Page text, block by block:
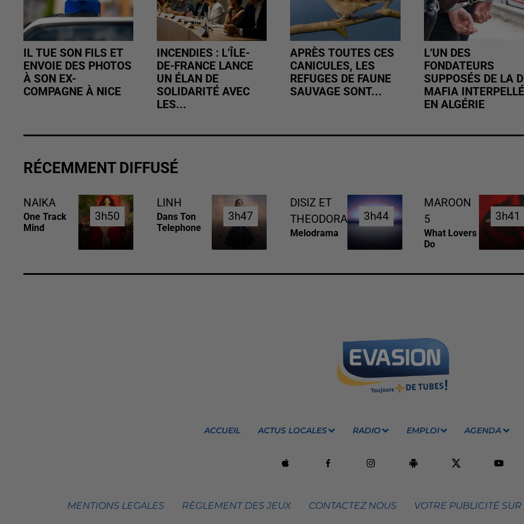
IL TUE SON FILS ET
ENVOIE DES PHOTOS
À SON EX-
COMPAGNE À NICE
INCENDIES : L’ÎLE-
DE-FRANCE LANCE
UN ÉLAN DE
SOLIDARITÉ AVEC
LES...
APRÈS TOUTES CES
CANICULES, LES
REFUGES DE FAUNE
SAUVAGE SONT...
L’UN DES
FONDATEURS
SUPPOSÉS DE LA
MAFIA INTERPELLÉ
EN ALGÉRIE
RÉCEMMENT DIFFUSÉ
NAIKA
One Track
Mind
3h50
3h50
LINH
Dans Ton
Telephone
3h47
3h47
DISIZ ET
THEODORA
Melodrama
3h44
3h44
MAROON
5
What Lovers
Do
3h41
3h41
ACCUEIL ACTUS LOCALES RADIO EMPLOI AGENDA
MENTIONS LEGALES RÈGLEMENT DES JEUX CONTACTEZ NOUS VOTRE PUBLICITÉ